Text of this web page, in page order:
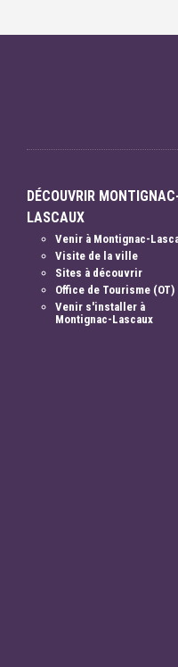
DÉCOUVRIR
LASCAUX
Venir à Montignac-
Visite de la ville
Sites à découvrir
Office de Tourisme (OT)
Venir s'installer à
Montignac-Lascaux